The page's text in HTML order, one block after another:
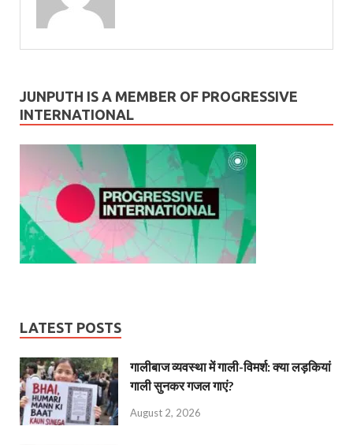
JUNPUTH IS A MEMBER OF PROGRESSIVE
INTERNATIONAL
LATEST POSTS
गालीबाज व्‍यवस्‍था में गाली-विमर्श: क्या लड़कियां
गाली सुनकर गजल गाएं?
August 2, 2026